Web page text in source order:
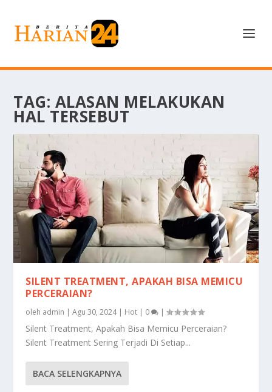
TAG: ALASAN MELAKUKAN
HAL TERSEBUT
SILENT TREATMENT, APAKAH BISA MEMICU
PERCERAIAN?
oleh admin |Agu 30, 2024| Hot | 0 |
Silent Treatment, Apakah Bisa Memicu Perceraian?
Silent Treatment Sering Terjadi Di Setiap...
BACA SELENGKAPNYA